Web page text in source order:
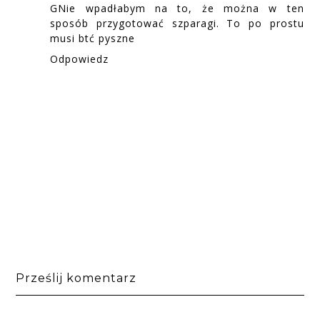
GNie wpadłabym na to, że można w ten
sposób przygotować szparagi. To po prostu
musi btć pyszne
Odpowiedz
Prześlij komentarz